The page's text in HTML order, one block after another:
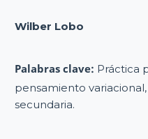
Wilber Lobo
Palabras clave: Práctica
pensamiento
secundaria.